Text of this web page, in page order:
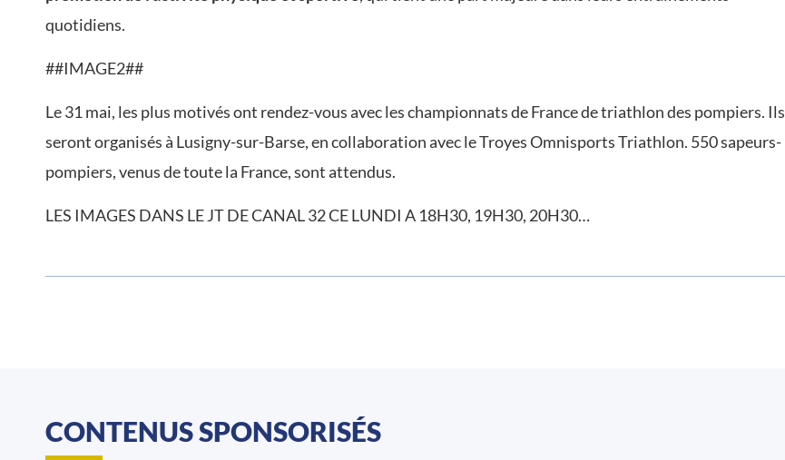
quotidiens.
##IMAGE2##
Le 31 mai, les plus motivés ont rendez-vous avec les championnats de France de triathlon des pompiers. Ils
seront organisés à Lusigny-sur-Barse, en collaboration avec le Troyes Omnisports Triathlon. 550 sapeurs-
pompiers, venus de toute la France, sont attendus.
LES IMAGES DANS LE JT DE CANAL 32 CE LUNDI A 18H30, 19H30, 20H30…
CONTENUS SPONSORISÉS